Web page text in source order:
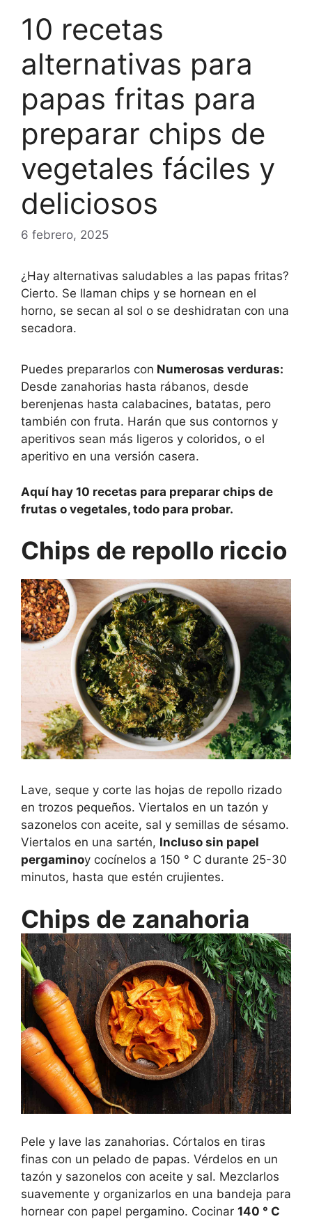
10 recetas
alternativas para
papas fritas para
preparar chips de
vegetales fáciles y
deliciosos
6 febrero, 2025
¿Hay alternativas saludables a las papas fritas?
Cierto. Se llaman chips y se hornean en el
horno, se secan al sol o se deshidratan con una
secadora.
Puedes prepararlos con Numerosas verduras:
Desde zanahorias hasta rábanos, desde
berenjenas hasta calabacines, batatas, pero
también con fruta. Harán que sus contornos y
aperitivos sean más ligeros y coloridos, o el
aperitivo en una versión casera.
Aquí hay 10 recetas para preparar chips de
frutas o vegetales, todo para probar.
Chips de repollo riccio
Lave, seque y corte las hojas de repollo rizado
en trozos pequeños. Viertalos en un tazón y
sazonelos con aceite, sal y semillas de sésamo.
Viertalos en una sartén, Incluso sin papel
pergaminoy cocínelos a 150 ° C durante 25-30
minutos, hasta que estén crujientes.
Chips de zanahoria
Pele y lave las zanahorias. Córtalos en tiras
finas con un pelado de papas. Vérdelos en un
tazón y sazonelos con aceite y sal. Mezclarlos
suavemente y organizarlos en una bandeja para
hornear con papel pergamino. Cocinar 140 ° C